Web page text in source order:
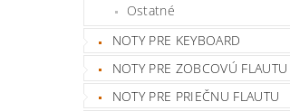
Ostatné
NOTY PRE KEYBOARD
NOTY PRE ZOBCOVÚ FLAUTU
NOTY PRE PRIEČNU FLAUTU